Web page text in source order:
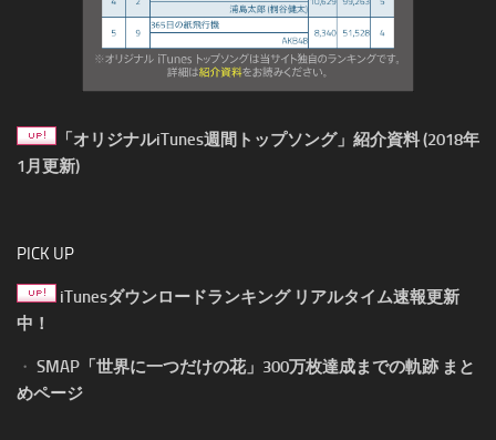
「オリジナルiTunes週間トップソング」紹介資料 (2018年
1月更新)
PICK UP
iTunesダウンロードランキング リアルタイム速報更新
中！
・ SMAP「世界に一つだけの花」300万枚達成までの軌跡 まと
めページ